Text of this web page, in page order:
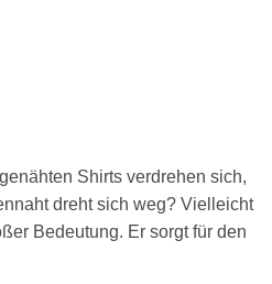
Shirts verdrehen sich,
dreht sich weg? Vielleicht
Bedeutung. Er sorgt für den